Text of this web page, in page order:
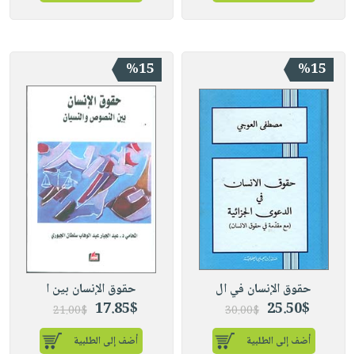
%15
حقوق الإنسان في ال
25.50$
30.00$
أضف إلى الطلبية
%15
حقوق الإنسان بين ا
17.85$
21.00$
أضف إلى الطلبية